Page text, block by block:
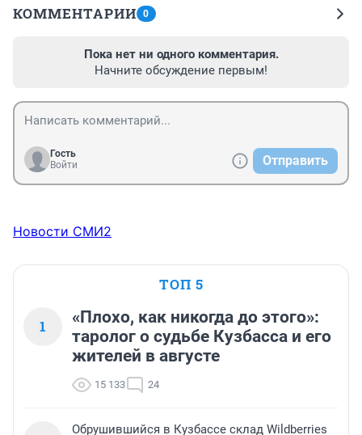
КОММЕНТАРИИ 0
Пока нет ни одного комментария.
Начните обсуждение первым!
Гость
Войти
Отправить
Новости СМИ2
ТОП 5
1
«Плохо, как никогда до этого»:
таролог о судьбе Кузбасса и его
жителей в августе
15 133 24
Обрушившийся в Кузбассе склад Wildberries